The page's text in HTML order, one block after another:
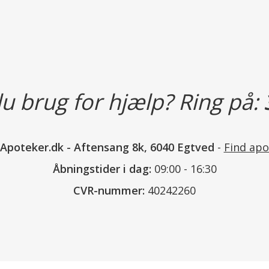
Vær forsigtig ved
tryk. Gentag eventuelt
desinficeres i en gryde med
brug for hjælp? Ring på:
- Aftensang 8k, 6040 Egtved - Find
Åbningstider i dag: 09:00 - 16:30
CVR-nummer: 40242260